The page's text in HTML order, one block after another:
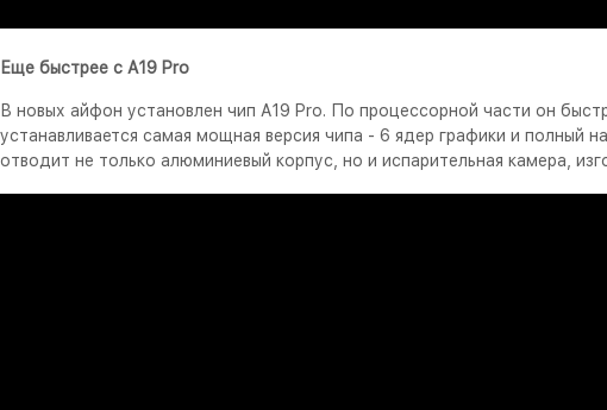
Еще быстрее с A19 Pro
В новых айфон установлен чип A19 Pro. По процессорной части он
устанавливается самая мощная версия чипа - 6 ядер графики и
отводит не только алюминиевый корпус, но и испарительная камера,